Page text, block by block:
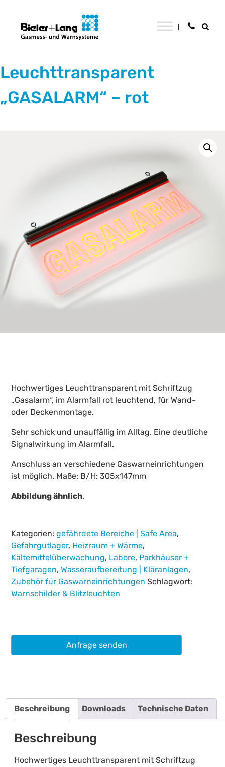
Leuchttransparent
„GASALARM“ – rot
Hochwertiges Leuchttransparent mit Schriftzug
„Gasalarm“, im Alarmfall rot leuchtend, für Wand-
oder Deckenmontage.
Sehr schick und unauffällig im Alltag. Eine deutliche
Signalwirkung im Alarmfall.
Anschluss an verschiedene Gaswarneinrichtungen
ist möglich. Maße: B/H: 305x147mm
Abbildung ähnlich.
Kategorien:gefährdete Bereiche | Safe Area,
Gefahrgutlager, Heizraum + Wärme,
Kältemittelüberwachung, Labore, Parkhäuser +
Tiefgaragen,Wasseraufbereitung | Kläranlagen,
Zubehör für Gaswarneinrichtungen Schlagwort:
Warnschilder & Blitzleuchten
Anfrage senden
Beschreibung Technische Daten
Downloads
Beschreibung
Hochwertiges Leuchttransparent mit Schriftzug